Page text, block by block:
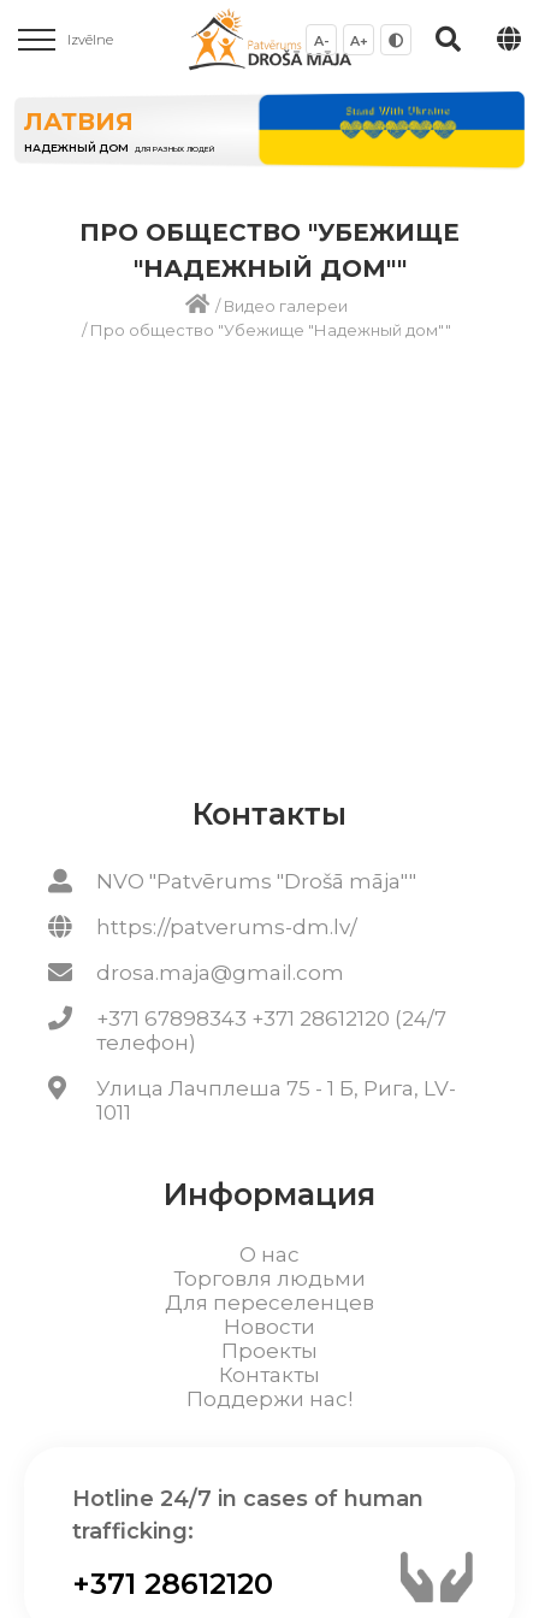
Izvēlne A- A+
ЛАТВИЯ
НАДЕЖНЫЙ ДОМ ДЛЯ РАЗНЫХ ЛЮДЕЙ
ПРО ОБЩЕСТВО "УБЕЖИЩЕ
"НАДЕЖНЫЙ ДОМ""
/Видео галереи
/Про общество "Убежище "Надежный дом""
Контакты
NVO "Patvērums "Drošā māja""
https://patverums-dm.lv/
drosa.maja@gmail.com
+371 67898343 +371 28612120 (24/7
телефон)
Улица Лачплеша 75 - 1 Б, Рига, LV-
1011
Информация
О нас
Торговля людьми
Для переселенцев
Новости
Проекты
Контакты
Поддержи нас!
Hotline 24/7 in cases of human
trafficking:
+371 28612120